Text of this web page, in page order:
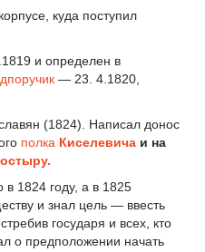
куда поступил
и определен в
— 23. 4.1820,
(1824). Написал донос
полка Киселевича и на
.
в 1824 году, а в 1825
и знал цель — ввесть
государя и всех, кто
о предположении начать